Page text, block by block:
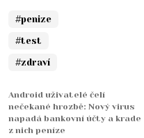
#penize
#test
#zdraví
Android uživatelé čelí
nečekané hrozbě: Nový virus
napadá bankovní účty a krade
z nich peníze